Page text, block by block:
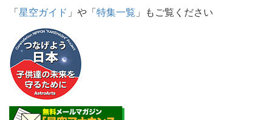
「星空ガイド 」や「特集一覧 」もご覧ください